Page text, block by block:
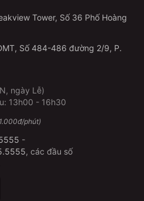
Tower, Số 36 Phố Hoàng
Số 484-486 đường 2/9, P.
ngày Lễ)
13h00 - 16h30
phút)
-
, các đầu số